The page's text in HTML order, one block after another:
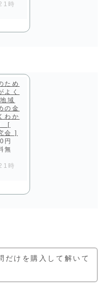
時
ため
よく
域
の金
わか
[
会 ]
円
無
時
だけを購入して解いて